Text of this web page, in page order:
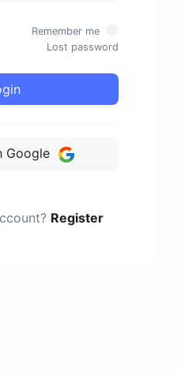
Remember me
Lost password
Sign in with Google
Register